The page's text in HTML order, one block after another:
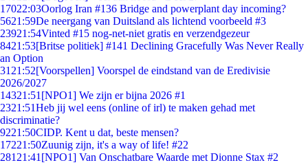
17022:03Oorlog Iran #136 Bridge and powerplant day incoming?
5621:59De neergang van Duitsland als lichtend voorbeeld #3
23921:54Vinted #15 nog-net-niet gratis en verzendgezeur
8421:53[Britse politiek] #141 Declining Gracefully Was Never Really
an Option
31 21:52[Voorspellen] Voorspel de eindstand van de Eredivisie
2026/2027
14321:51 [NPO1] We zijn er bijna 2026 #1
2321:51Heb jij wel eens (online of irl) te maken gehad met
discriminatie?
9221:50CIDP. Kent u dat, beste mensen?
17221:50Zuunig zijn, it's a way of life! #22
281 21:41 [NPO1] Van Onschatbare Waarde met Dionne Stax #2